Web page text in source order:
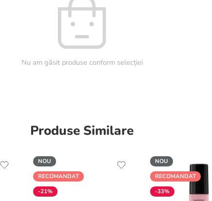
Nu am găsit produse conform selecției
Produse Similare
NOU
RECOMANDAT
-21%
NOU
RECOMANDAT
-33%